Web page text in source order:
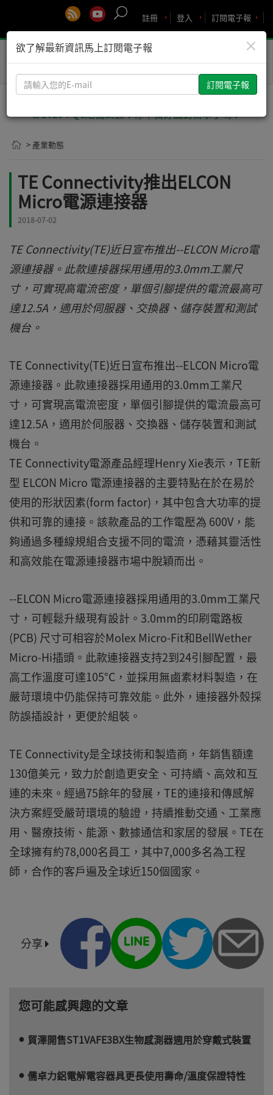
訂閱電子報
登入
註冊
Toggle
🚨2029 PQC危機倒數！你準備好面對衝擊了嗎？
> 產業動態
TE Connectivity推出ELCON
Micro電源連接器
2018-07-02
TE Connectivity(TE)近日宣布推出--ELCON Micro電
源連接器。此款連接器採用通用的3.0mm工業尺
寸，可實現高電流密度，單個引腳提供的電流最高可
達12.5A，適用於伺服器、交換器、儲存裝置和測試
機台。
TE Connectivity(TE)近日宣布推出--ELCON Micro電
源連接器。此款連接器採用通用的3.0mm工業尺
寸，可實現高電流密度，單個引腳提供的電流最高可
達12.5A，適用於伺服器、交換器、儲存裝置和測試
機台。
TE Connectivity電源產品經理Henry Xie表示，TE新
型 ELCON Micro 電源連接器的主要特點在於在易於
使用的形狀因素(form factor)，其中包含大功率的提
供和可靠的連接。該款產品的工作電壓為 600V，能
夠通過多種線規組合支援不同的電流，憑藉其靈活性
和高效能在電源連接器市場中脫穎而出。
--ELCON Micro電源連接器採用通用的3.0mm工業尺
寸，可輕鬆升級現有設計。3.0mm的印刷電路板
(PCB) 尺寸可相容於Molex Micro-Fit和BellWether
Micro-Hi插頭。此款連接器支持2到24引腳配置，最
高工作溫度可達105°C，並採用無鹵素材料製造，在
嚴苛環境中仍能保持可靠效能。此外，連接器外殼採
防誤插設計，更便於組裝。
TE Connectivity是全球技術和製造商，年銷售額達
130億美元，致力於創造更安全、可持續、高效和互
連的未來。經過75餘年的發展，TE的連接和傳感解
決方案經受嚴苛環境的驗證，持續推動交通、工業應
用、醫療技術、能源、數據通信和家居的發展。TE在
全球擁有約78,000名員工，其中7,000多名為工程
師，合作的客戶遍及全球近150個國家。
分享
您可能感興趣的文章
貿澤開售ST1VAFE3BX生物感測器適用於穿戴式裝置
儒卓力鋁電解電容器具更長使用壽命/溫度保證特性
×
欲了解最新資訊馬上訂閱電子報
請
輸
您
的
E-